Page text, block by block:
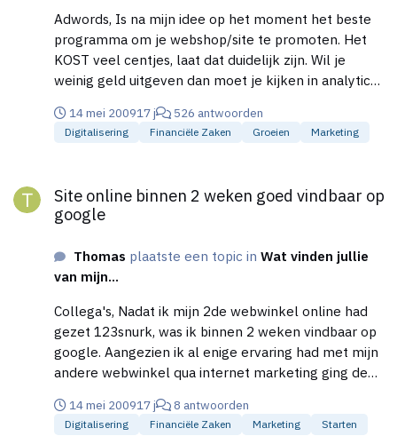
van google. Heeft er iemand een tip voor mij om
snel een hoge pagerank te realiseren. Op de legale
wijze zondere linkfarms.
Adwords, Is na mijn idee op het moment het beste
programma om je webshop/site te promoten. Het
KOST veel centjes, laat dat duidelijk zijn. Wil je
weinig geld uitgeven dan moet je kijken in analytics
Het belangrijkste is: * Goede pagerank realiseren *
Content met de juiste woorden en interne links *
vergeten Uiteraard zijn er nog veel meer tips, maar
begin hier maar mee.
14 mei 200917 j 526 antwoorden
Digitalisering Financiële Zaken Groeien Marketing
Site online binnen 2 weken goed vindbaar op
google
Thomas plaatste een topic inWat vinden jullie
van mijn...
Collega's, Nadat ik mijn 2de webwinkel online had
gezet 123snurk, was ik binnen 2 weken vindbaar op
google. Aangezien ik al enige ervaring had met mijn
andere webwinkel qua internet marketing ging de
google adwords en vergelijking sites. Tevens heb ik
flink wat content geplaats voor antisnurk tips wat
14 mei 200917 j 8 antwoorden
Digitalisering Financiële Zaken Marketing Starten